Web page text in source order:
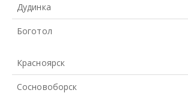
Дудинка
Боготол
Красноярск
Сосновоборск